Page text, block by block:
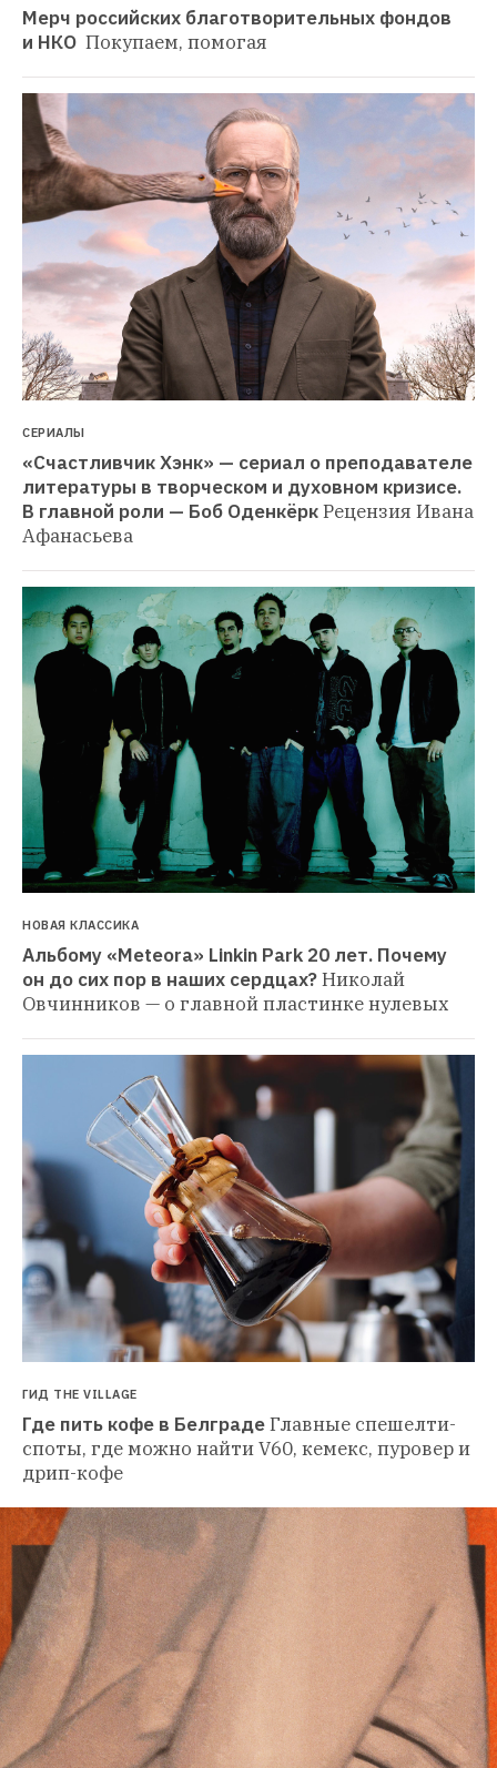
Мерч российских благотворительных фондов
и НКО Покупаем, помогая
СЕРИАЛЫ
«Счастливчик Хэнк» — сериал о преподавателе
литературы в творческом и духовном кризисе.
В главной роли — Боб ОденкёркРецензия Ивана
Афанасьева
НОВАЯ КЛАССИКА
Альбому «Meteora» Linkin Park 20 лет. Почему
он до сих пор в наших сердцах?Николай
Овчинников — о главной пластинке нулевых
ГИД THE VILLAGE
Где пить кофе в БелградеГлавные спешелти-
споты, где можно найти V60, кемекс, пуровер и
дрип-кофе